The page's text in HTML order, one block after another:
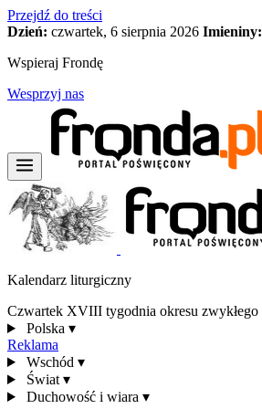
Przejdź do treści
Dzień: czwartek, 6 sierpnia 2026 Imieniny:
Wspieraj Frondę
Wesprzyj nas
Kalendarz liturgiczny
Czwartek XVIII tygodnia okresu zwykłego
Polska ▾
Reklama
Wschód ▾
Świat ▾
Duchowość i wiara ▾